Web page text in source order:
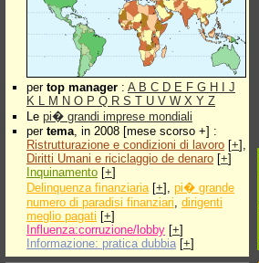
per top manager : A B C D E F G H
J
K L M N O P Q R S T U V W X Y Z
Le pi� grandi imprese mondiali
per tema, in 2008 [mese scorso +] :
Ristrutturazione e condizioni di lavoro [+],
Diritti Umani e riciclaggio de denaro [+]
Inquinamento [+]
Delinquenza finanziaria[+], pi� grande
numero di paradisi finanziari, dirigenti
meglio pagati [+]
Influenza:corruzione/lobby [+]
Informazione: pratica dubbia [+]